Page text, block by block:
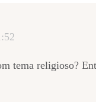
tema religioso?